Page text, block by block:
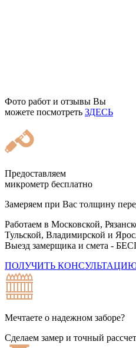
Фото работ и отзывы Вы
можете посмотреть ЗДЕСЬ
Предоставляем
микрометр бесплатно
Замеряем при Вас толщину
Работаем в Московской,
Тульской, Владимирской и
Выезд замерщика и смета -
ПОЛУЧИТЬ
Мечтаете о надежном заборе?
Сделаем замер и точный рассчет